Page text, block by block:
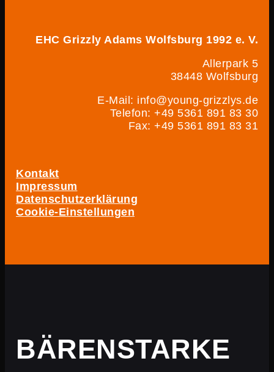
EHC Grizzly Adams Wolfsburg 1992 e. V.
Allerpark 5
38448 Wolfsburg
E-Mail: info@young-grizzlys.de
Telefon: +49 5361 891 83 30
Fax: +49 5361 891 83 31
Kontakt
Impressum
Datenschutzerklärung
Cookie-Einstellungen
BÄRENSTARKE